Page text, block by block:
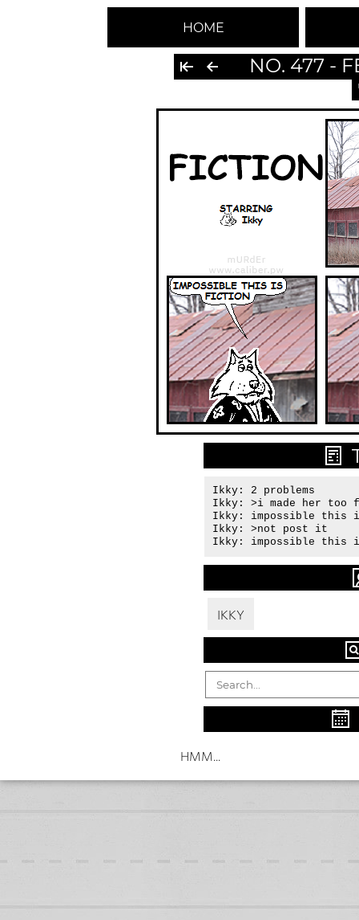
HOME
NO. 477 -
Ikky: 2 problems
Ikky: >i made her too
Ikky: impossible this
Ikky: >not post it
Ikky: impossible this
IKKY
HMM...